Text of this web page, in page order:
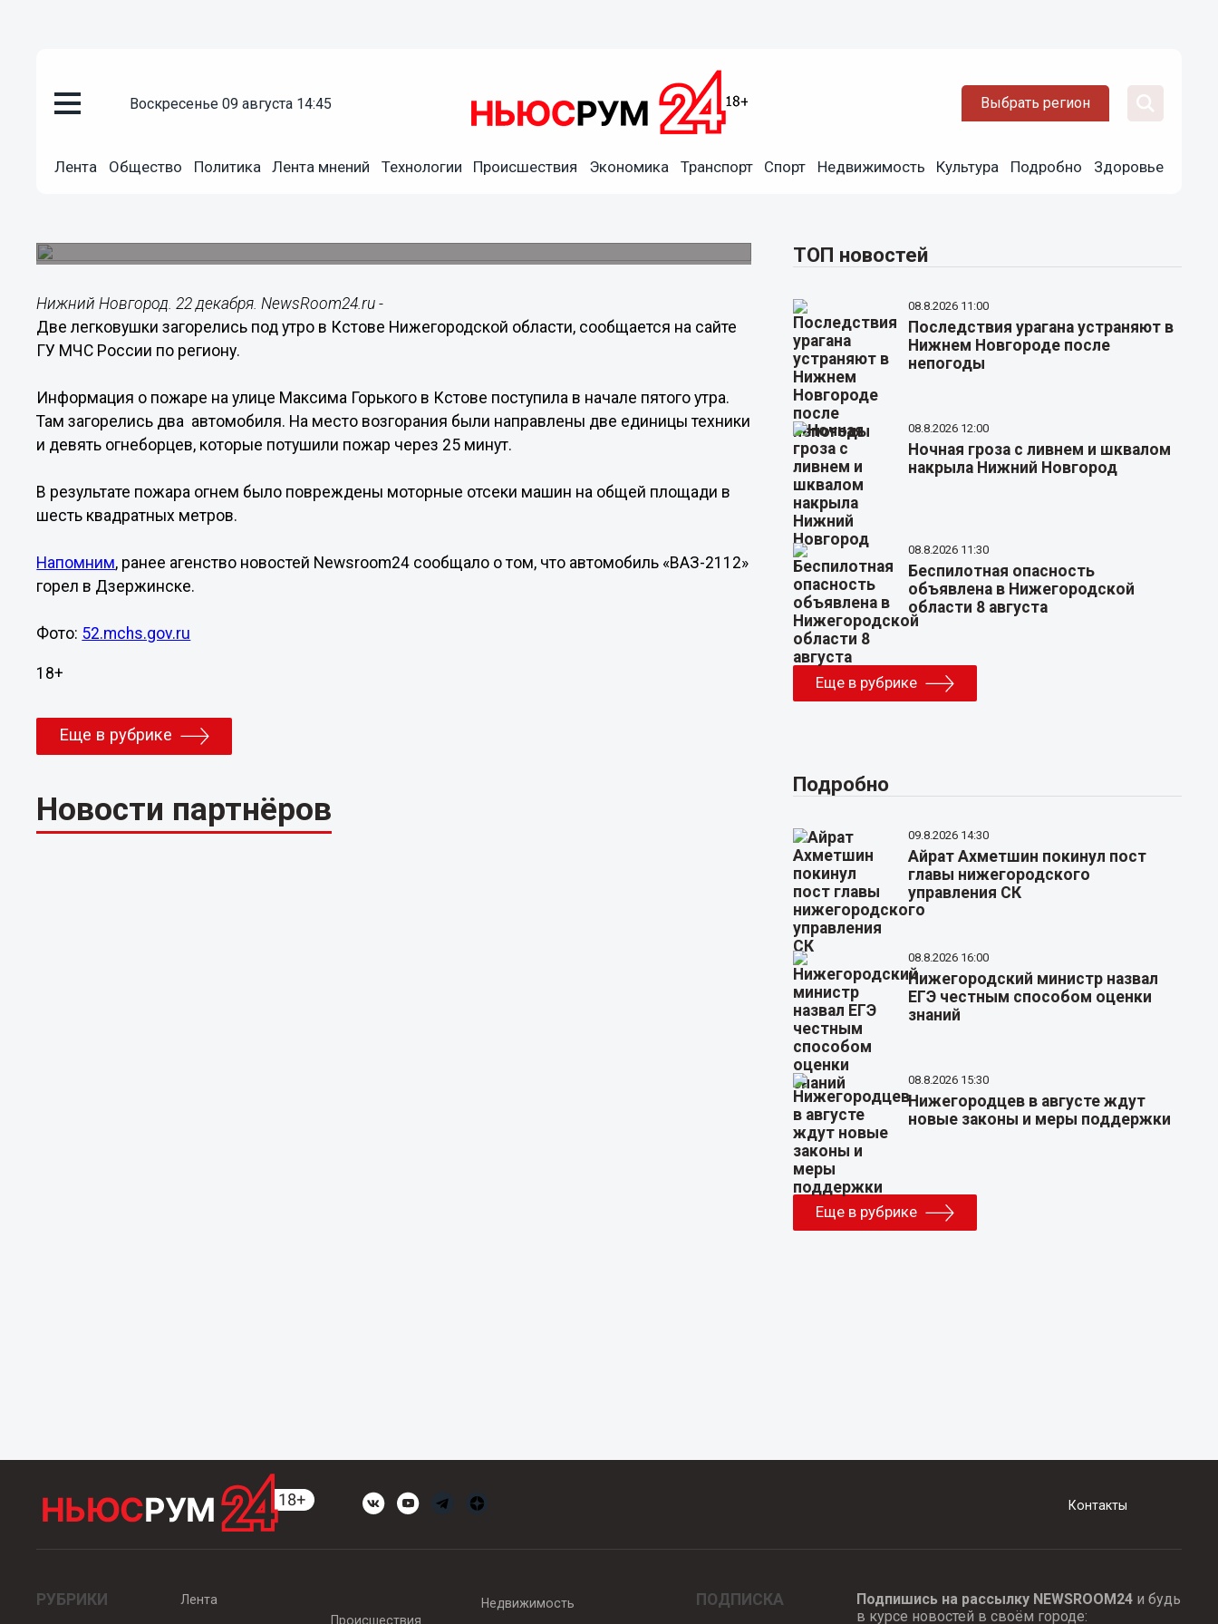
воскресенье 09 августа 14:45 Выбрать регион
Лента Общество Политика Лента мнений Технологии Происшествия Экономика Транспорт Спорт Недвижимость Культура Подробно Здоровье
Два автомобиля загорелись под утро в Нижегородской
Нижний Новгород. 22 декабря. NewsRoom24.ru -
Две легковушки загорелись под утро в Кстове Нижегородской области, сообщается на сайте
ГУ МЧС России по региону.
Информация о пожаре на улице Максима Горького в Кстове поступила в начале пятого утра.
Там загорелись два автомобиля. На место возгорания были направлены две единицы техники
и девять огнеборцев, которые потушили пожар через 25 минут.
В результате пожара огнем было повреждены моторные отсеки машин на общей площади в
шесть квадратных метров.
Напомним, ранее агенство новостей Newsroom24 сообщало о том, что автомобиль «ВАЗ-2112»
горел в Дзержинске.
Фото: 52.mchs.gov.ru
18+
Еще в рубрике
Новости партнёров
ТОП новостей
08.8.2026 11:00
Последствия урагана устраняют в
Нижнем Новгороде после
непогоды
08.8.2026 12:00
Ночная гроза с ливнем и шквалом
накрыла Нижний Новгород
08.8.2026 11:30
Беспилотная опасность
объявлена в Нижегородской
области 8 августа
Еще в рубрике
Подробно
09.8.2026 14:30
Айрат Ахметшин покинул пост
главы нижегородского
управления СК
08.8.2026 16:00
Нижегородский министр назвал
ЕГЭ честным способом оценки
знаний
08.8.2026 15:30
Нижегородцев в августе ждут
новые законы и меры поддержки
Еще в рубрике
Контакты
РУБРИКИ
Лента
Происшествия
Недвижимость ПОДПИСКА Подпишись на рассылку NEWSROOM24и будь
в курсе новостей в своём городе: